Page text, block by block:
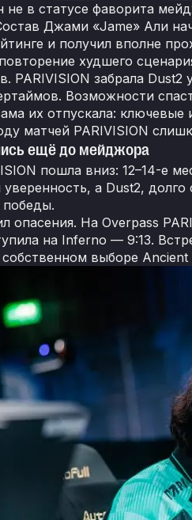
не в статусе фаворита
Джами «Jame» Али
и получил вполне
худшего
PARIVISION забрала
Возможности
их отпускала:
матчей PARIVISION
ещё до мейджора
пошла вниз: 12–14-е
уверенность, а Dust2,
победы.
На Overpass
на Inferno — 9:13.
собственном выборе